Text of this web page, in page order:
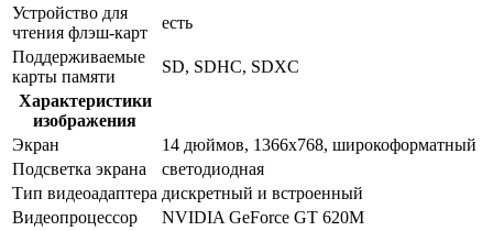
Устройство для
чтения флэш-карт
есть
Поддерживаемые
карты памяти
SD, SDHC, SDXC
Характеристики
изображения
Экран
14 дюймов, 1366x768, широкоформатный
Подсветка экрана
светодиодная
Тип видеоадаптера дискретный и встроенный
Видеопроцессор
NVIDIA GeForce GT 620M